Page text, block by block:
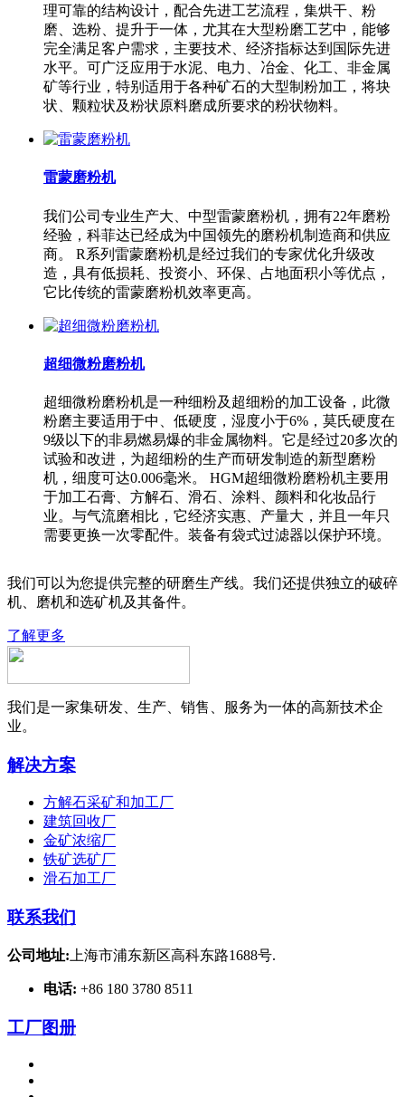
理可靠的结构设计，配合先进工艺流程，集烘干、粉
磨、选粉、提升于一体，尤其在大型粉磨工艺中，能够
完全满足客户需求，主要技术、经济指标达到国际先进
水平。可广泛应用于水泥、电力、冶金、化工、非金属
矿等行业，特别适用于各种矿石的大型制粉加工，将块
状、颗粒状及粉状原料磨成所要求的粉状物料。
雷蒙磨粉机
我们公司专业生产大、中型雷蒙磨粉机，拥有22年磨粉
经验，科菲达已经成为中国领先的磨粉机制造商和供应
商。 R系列雷蒙磨粉机是经过我们的专家优化升级改
造，具有低损耗、投资小、环保、占地面积小等优点，
它比传统的雷蒙磨粉机效率更高。
超细微粉磨粉机
超细微粉磨粉机是一种细粉及超细粉的加工设备，此微
粉磨主要适用于中、低硬度，湿度小于6%，莫氏硬度在
9级以下的非易燃易爆的非金属物料。它是经过20多次的
试验和改进，为超细粉的生产而研发制造的新型磨粉
机，细度可达0.006毫米。 HGM超细微粉磨粉机主要用
于加工石膏、方解石、滑石、涂料、颜料和化妆品行
业。与气流磨相比，它经济实惠、产量大，并且一年只
需要更换一次零配件。装备有袋式过滤器以保护环境。
我们可以为您提供完整的研磨生产线。我们还提供独立的破碎
机、磨机和选矿机及其备件。
了解更多
我们是一家集研发、生产、销售、服务为一体的高新技术企
业。
解决方案
方解石采矿和加工厂
建筑回收厂
金矿浓缩厂
铁矿选矿厂
滑石加工厂
联系我们
公司地址: 上海市浦东新区高科东路1688号.
电话: +86 180 3780 8511
工厂图册